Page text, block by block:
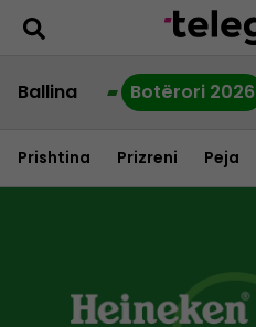
Ballina Botërori 2026
Prishtina Prizreni Peja